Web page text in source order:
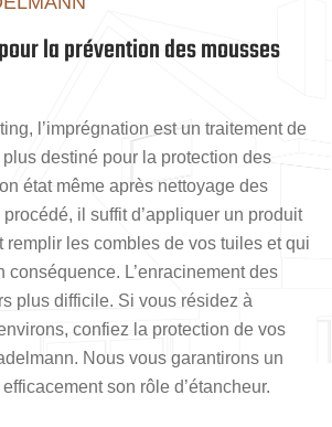
la prévention des mousses
l’imprégnation est un traitement de
destiné pour la protection des
état même après nettoyage des
il suffit d’appliquer un produit
remplir les combles de vos tuiles et qui
conséquence. L’enracinement des
plus difficile. Si vous résidez à
confiez la protection de vos
Nous vous garantirons un
son rôle d’étancheur.